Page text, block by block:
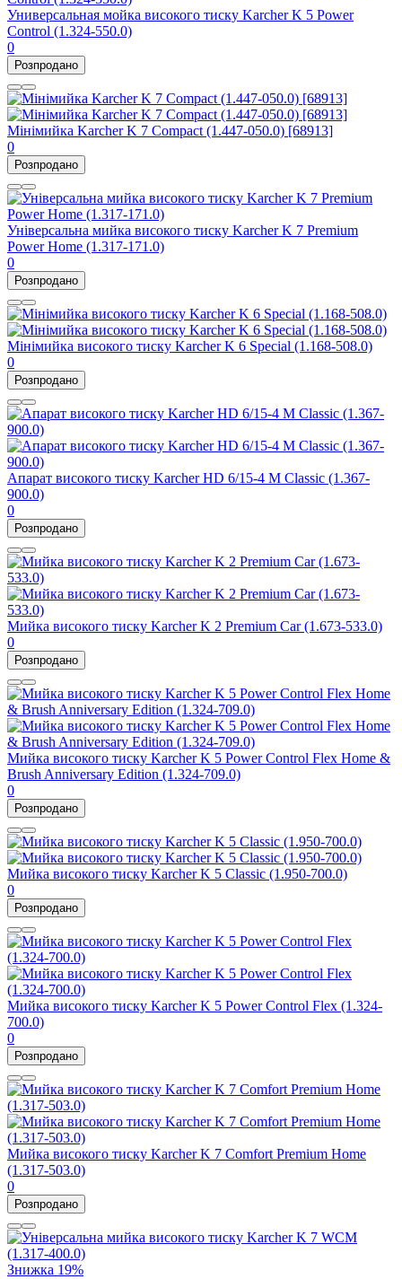
Универсальная мойка високого тиску Karcher K 5 Power
Control (1.324-550.0)
0
Розпродано
Мінімийка Karcher K 7 Compact (1.447-050.0) [68913]
0
Розпродано
Універсальна мийка високого тиску Karcher K 7 Premium
Power Home (1.317-171.0)
0
Розпродано
Мінімийка високого тиску Karcher K 6 Special (1.168-508.0)
0
Розпродано
Апарат високого тиску Karcher HD 6/15-4 M Classic (1.367-
900.0)
0
Розпродано
Мийка високого тиску Karcher K 2 Premium Car (1.673-533.0)
0
Розпродано
Мийка високого тиску Karcher K 5 Power Control Flex Home &
Brush Anniversary Edition (1.324-709.0)
0
Розпродано
Мийка високого тиску Karcher K 5 Classic (1.950-700.0)
0
Розпродано
Мийка високого тиску Karcher K 5 Power Control Flex (1.324-
700.0)
0
Розпродано
Мийка високого тиску Karcher K 7 Comfort Premium Home
(1.317-503.0)
0
Розпродано
Знижка 19%